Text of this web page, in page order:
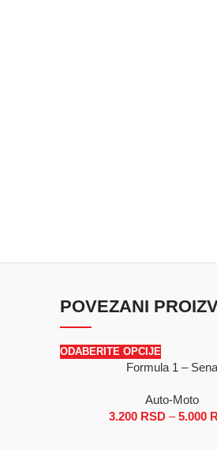
POVEZANI
ODABERITE OPCIJE
Formula 1 – Sena
Auto-Moto
3.200 RSD – 5.000